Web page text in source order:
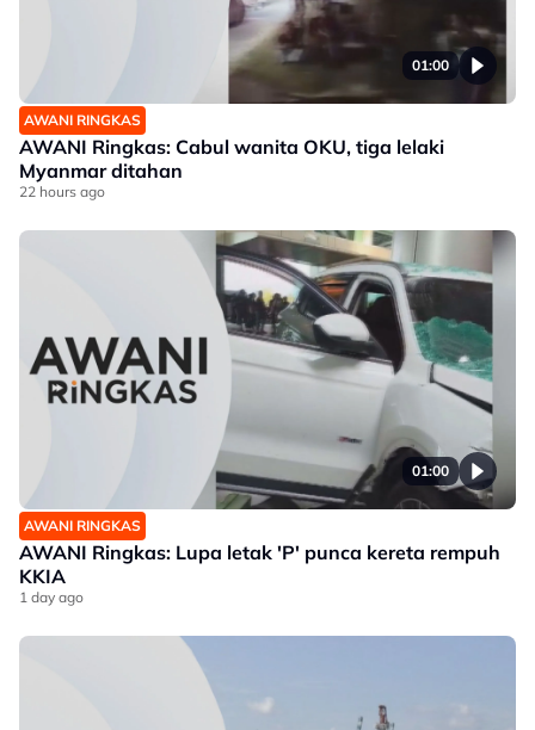
01:00
AWANI RINGKAS
AWANI Ringkas: Cabul wanita OKU, tiga lelaki
Myanmar ditahan
22 hours ago
01:00
AWANI RINGKAS
AWANI Ringkas: Lupa letak 'P' punca kereta rempuh
KKIA
1 day ago